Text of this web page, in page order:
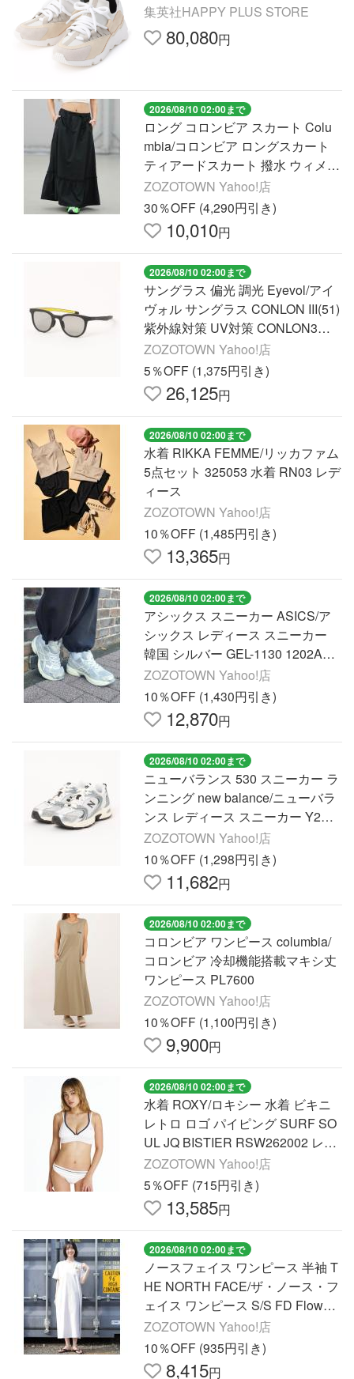
集英社HAPPY PLUS STORE
80,080円
2026/08/10 02:00まで
ロング コロンビア スカート Colu
mbia/コロンビア ロングスカート
ティアードスカート 撥水 ウィメン
ズパークトゥーゲートスカート PL
9474
ZOZOTOWN Yahoo!店
30％OFF (4,290円引き)
10,010円
2026/08/10 02:00まで
サングラス 偏光 調光 Eyevol/アイ
ヴォル サングラス CONLON III(51)
紫外線対策 UV対策 CONLON3偏
光 メンズ レディース
ZOZOTOWN Yahoo!店
5％OFF (1,375円引き)
26,125円
2026/08/10 02:00まで
水着 RIKKA FEMME/リッカファム
5点セット 325053 水着 RN03 レデ
ィース
ZOZOTOWN Yahoo!店
10％OFF (1,485円引き)
13,365円
2026/08/10 02:00まで
アシックス スニーカー ASICS/ア
シックス レディース スニーカー
韓国 シルバー GEL-1130 1202A16
4-023 レディース
ZOZOTOWN Yahoo!店
10％OFF (1,430円引き)
12,870円
2026/08/10 02:00まで
ニューバランス 530 スニーカー ラ
ンニング new balance/ニューバラ
ンス レディース スニーカー Y2K
カジュアル ランニング U530ESA/
U530ESB レディース
ZOZOTOWN Yahoo!店
10％OFF (1,298円引き)
11,682円
2026/08/10 02:00まで
コロンビア ワンピース columbia/
コロンビア 冷却機能搭載マキシ丈
ワンピース PL7600
ZOZOTOWN Yahoo!店
10％OFF (1,100円引き)
9,900円
2026/08/10 02:00まで
水着 ROXY/ロキシー 水着 ビキニ
レトロ ロゴ パイピング SURF SO
UL JQ BISTIER RSW262002 レデ
ィース
ZOZOTOWN Yahoo!店
5％OFF (715円引き)
13,585円
2026/08/10 02:00まで
ノースフェイス ワンピース 半袖 T
HE NORTH FACE/ザ・ノース・フ
ェイス ワンピース S/S FD Flower
Logo Onepiece Crew NTW32632
ZOZOTOWN Yahoo!店
10％OFF (935円引き)
8,415円